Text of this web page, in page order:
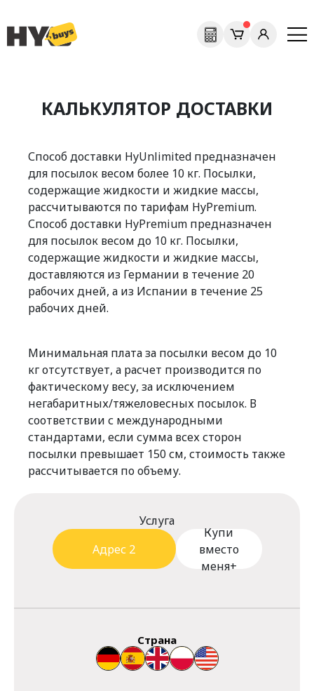
КАЛЬКУЛЯТОР ДОСТАВКИ
Способ доставки HyUnlimited предназначен
для посылок весом более 10 кг. Посылки,
содержащие жидкости и жидкие массы,
рассчитываются по тарифам HyPremium.
Способ доставки HyPremium предназначен
для посылок весом до 10 кг. Посылки,
содержащие жидкости и жидкие массы,
доставляются из Германии в течение 20
рабочих дней, а из Испании в течение 25
рабочих дней.
Минимальная плата за посылки весом до 10
кг отсутствует, а расчет производится по
фактическому весу, за исключением
негабаритных/тяжеловесных посылок. В
соответствии с международными
стандартами, если сумма всех сторон
посылки превышает 150 см, стоимость также
рассчитывается по объему.
Услуга
Адрес 2
Купи
вместо
меня+
Страна